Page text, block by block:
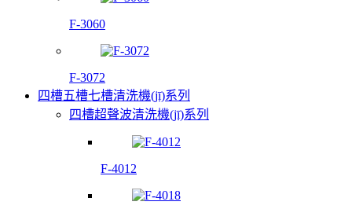
F-3060
F-3072
四槽五槽七槽清洗機(jī)系列
四槽超聲波清洗機(jī)系列
F-4012